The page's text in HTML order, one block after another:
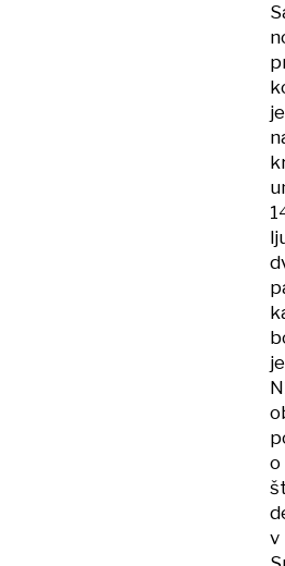
je
je
o
v